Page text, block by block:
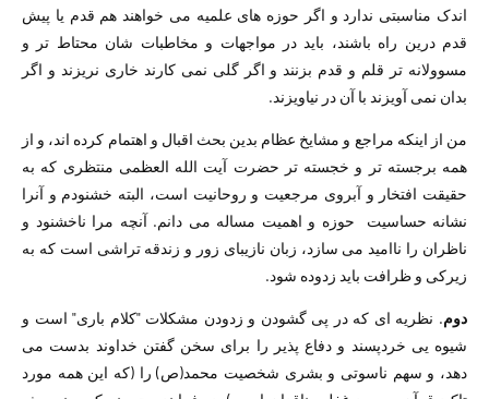
اندک مناسبتی ندارد و اگر حوزه های علمیه می خواهند هم قدم یا پیش
قدم درین راه باشند، باید در مواجهات و مخاطبات شان محتاط تر و
مسوولانه تر قلم و قدم بزنند و اگر گلی نمی کارند خاری نریزند و اگر
بدان نمی آویزند با آن در نیاویزند.
من از اینکه مراجع و مشایخ عظام بدین بحث اقبال و اهتمام کرده اند، و از
همه برجسته تر و خجسته تر حضرت آیت الله العظمی منتظری که به
حقیقت افتخار و آبروی مرجعیت و روحانیت است، البته خشنودم و آنرا
نشانه حساسیت حوزه و اهمیت مساله می دانم. آنچه مرا ناخشنود و
ناظران را ناامید می سازد، زبان نازیبای زور و زندقه تراشی است که به
زیرکی و ظرافت باید زدوده شود.
دوم. نظریه ای که در پی گشودن و زدودن مشکلات "کلام باری" است و
شیوه یی خردپسند و دفاع پذیر را برای سخن گفتن خداوند بدست می
دهد، و سهم ناسوتی و بشری شخصیت محمد(ص) را (که این همه مورد